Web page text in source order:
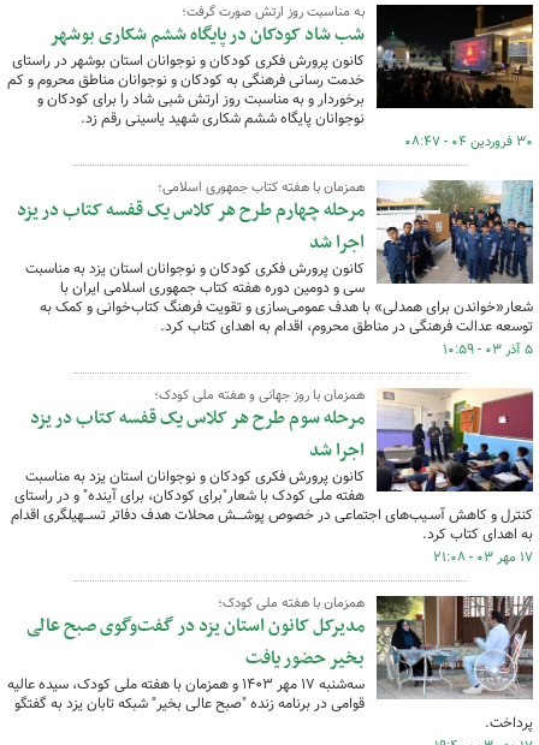
به مناسبت روز ارتش صورت گرفت؛
شب شاد کودکان در پایگاه ششم شکاری بوشهر
کانون پرورش فکری کودکان و نوجوانان استان بوشهر در راستای
خدمت رسانی فرهنگی به کودکان و نوجوانان مناطق محروم و کم
برخوردار و به مناسبت روز ارتش شبی شاد را برای کودکان و
نوجوانان پایگاه ششم شکاری شهید یاسینی رقم زد.
۳۰ فروردین ۰۴ - ۰۸:۴۷
همزمان با هفته کتاب جمهوری اسلامی؛
مرحله چهارم طرح هر کلاس یک قفسه کتاب در یزد
اجرا شد
کانون پرورش فکری کودکان و نوجوانان استان یزد به مناسبت
سی و دومین دوره هفته کتاب جمهوری اسلامی ایران با
شعار«خواندن برای همدلی» با هدف عمومی‌سازی و تقویت فرهنگ کتاب‌خوانی و کمک به
توسعه عدالت فرهنگی در مناطق محروم، اقدام به اهدای کتاب کرد.
۵ آذر ۰۳ - ۱۰:۵۹
همزمان با روز جهانی و هفته ملی کودک؛
مرحله سوم طرح هر کلاس یک قفسه کتاب در یزد
اجرا شد
کانون پرورش فکری کودکان و نوجوانان استان یزد به مناسبت
هفته ملی کودک با شعار"برای کودکان، برای آینده" و در راستای
کنترل و کاهش آسـیب‌های اجتماعی در خصوص پوشـــش محلات هدف دفاتر تســهیلگری اقدام
به اهدای کتاب کرد.
۱۷ مهر ۰۳ - ۲۱:۰۸
همزمان با هفته ملی کودک؛
مدیرکل کانون استان یزد در گفت‌وگوی صبح عالی
بخیر حضور یافت
سه‌شنبه ۱۷ مهر ۱۴۰۳ و همزمان با هفته ملی کودک، سیده عالیه
قوامی در برنامه زنده "صبح عالی بخیر" شبکه تابان یزد به گفتگو
پرداخت.